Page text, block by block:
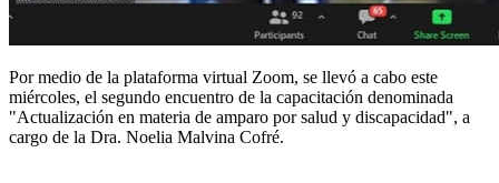
Por medio de la plataforma virtual Zoom, se llevó a cabo este
miércoles, el segundo encuentro de la capacitación denominada
"Actualización en materia de amparo por salud y discapacidad", a
cargo de la Dra. Noelia Malvina Cofré.